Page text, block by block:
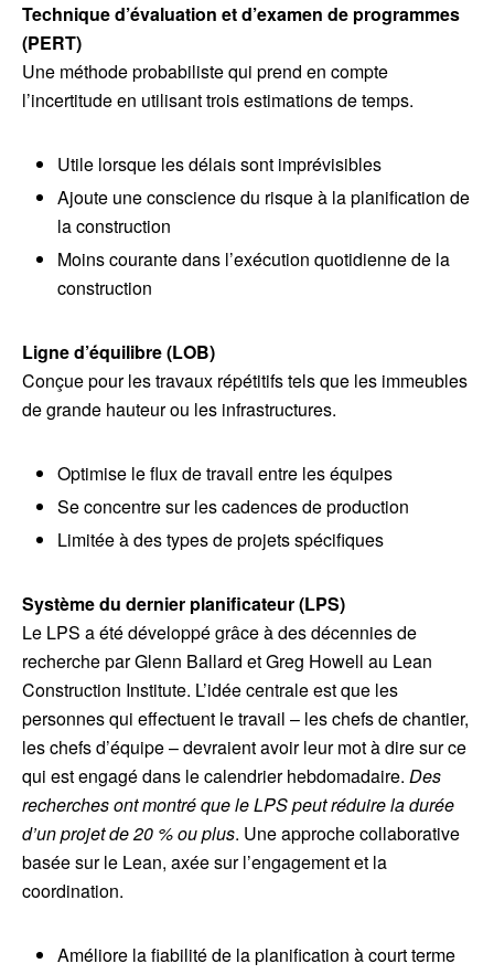
Technique d’évaluation et d’examen de programmes
(PERT)
Une méthode probabiliste qui prend en compte
l’incertitude en utilisant trois estimations de temps.
Utile lorsque les délais sont imprévisibles
Ajoute une conscience du risque à la planification de
la construction
Moins courante dans l’exécution quotidienne de la
construction
Ligne d’équilibre (LOB)
Conçue pour les travaux répétitifs tels que les immeubles
de grande hauteur ou les infrastructures.
Optimise le flux de travail entre les équipes
Se concentre sur les cadences de production
Limitée à des types de projets spécifiques
Système du dernier planificateur (LPS)
Le LPS a été développé grâce à des décennies de
recherche par Glenn Ballard et Greg Howell au Lean
Construction Institute. L’idée centrale est que les
personnes qui effectuent le travail – les chefs de chantier,
les chefs d’équipe – devraient avoir leur mot à dire sur ce
qui est engagé dans le calendrier hebdomadaire. Des
recherches ont montré que le LPS peut réduire la durée
d’un projet de 20 % ou plus. Une approche collaborative
basée sur le Lean, axée sur l’engagement et la
coordination.
Améliore la fiabilité de la planification à court terme